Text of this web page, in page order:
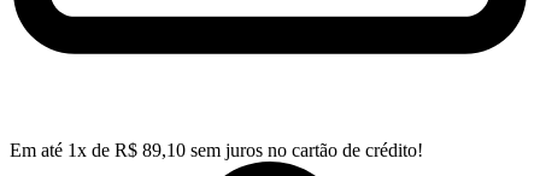
Em até 1x de R$ 89,10 sem juros no cartão de crédito!